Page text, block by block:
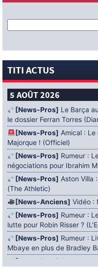
TITI ACTUS
5 AOÛT 2026
[News-Pros] Le Barça
le dossier Ferran Torres
[News-Pros] Amical : Le
Majorque ! (Officiel)
[News-Pros] Rumeur :
négociations pour Ibrahim
[News-Pros] Aston Villa
(The Athletic)
[News-Anciens] Vidéo :
[News-Pros] Rumeur :
lutte pour Robin Risser ?
[News-Pros] Rumeur :
Mbaye en plus de Bradley
[News-Pros]
Rumeur :